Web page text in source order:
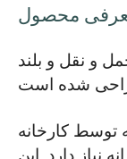
محصول
و نقل و بلند
توسط کارخانه